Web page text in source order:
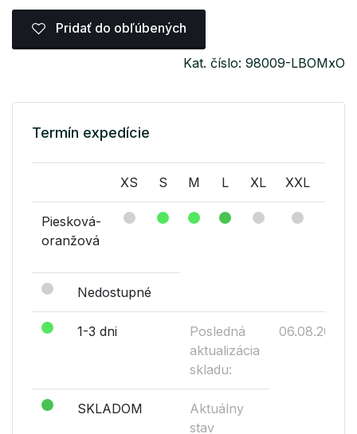
Pridať do obľúbených
Kat. číslo: 98009-LBOMxO
Termín expedície
XS S M L XL XXL
Piesková-
oranžová
Nedostupné
1-3 dni
Posledná
aktualizácia
skladu:
06.08.2026
SKLADOM
Aktuálny
stav